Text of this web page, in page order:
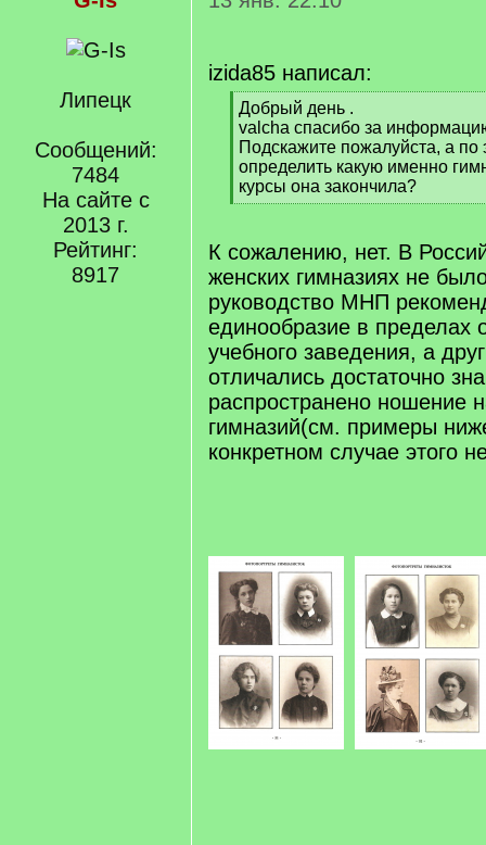
Липецк
Сообщений:
7484
На сайте с
2013 г.
Рейтинг:
8917
izida85 написал:
[
q
]
Добрый день .
valcha спасибо за
Подскажите пожалуйста, а
определить какую именно
курсы она закончила?
[
q
]
К сожалению, нет. В
женских гимназиях не
руководство МНП
единообразие в пределах
учебного заведения, а
отличались достаточно
распространено ношение
гимназий(см. примеры
конкретном случае этого